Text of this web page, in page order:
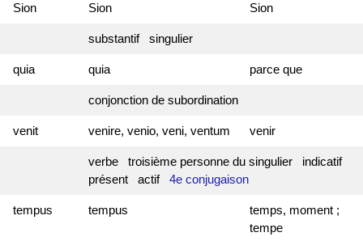
Sion Sion Sion
substantif singulier
quia quia parce que
conjonction de subordination
venit venire, venio, veni, ventum venir
verbe troisième personne du singulier indicatif
présent actif 4e conjugaison
tempus tempus
temps, moment ;
tempe